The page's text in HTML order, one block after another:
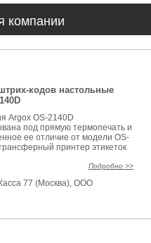
компании
кодов настольные
Argox OS-2140D
под прямую термопечать и
ее отличие от модели OS-
принтер этикеток
Подробно >>
Касса 77 (Москва), ООО